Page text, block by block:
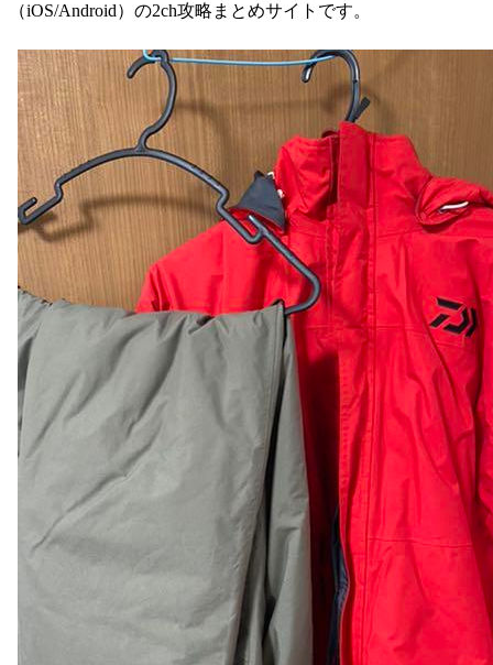
（iOS/Android）の2ch攻略まとめサイトです。